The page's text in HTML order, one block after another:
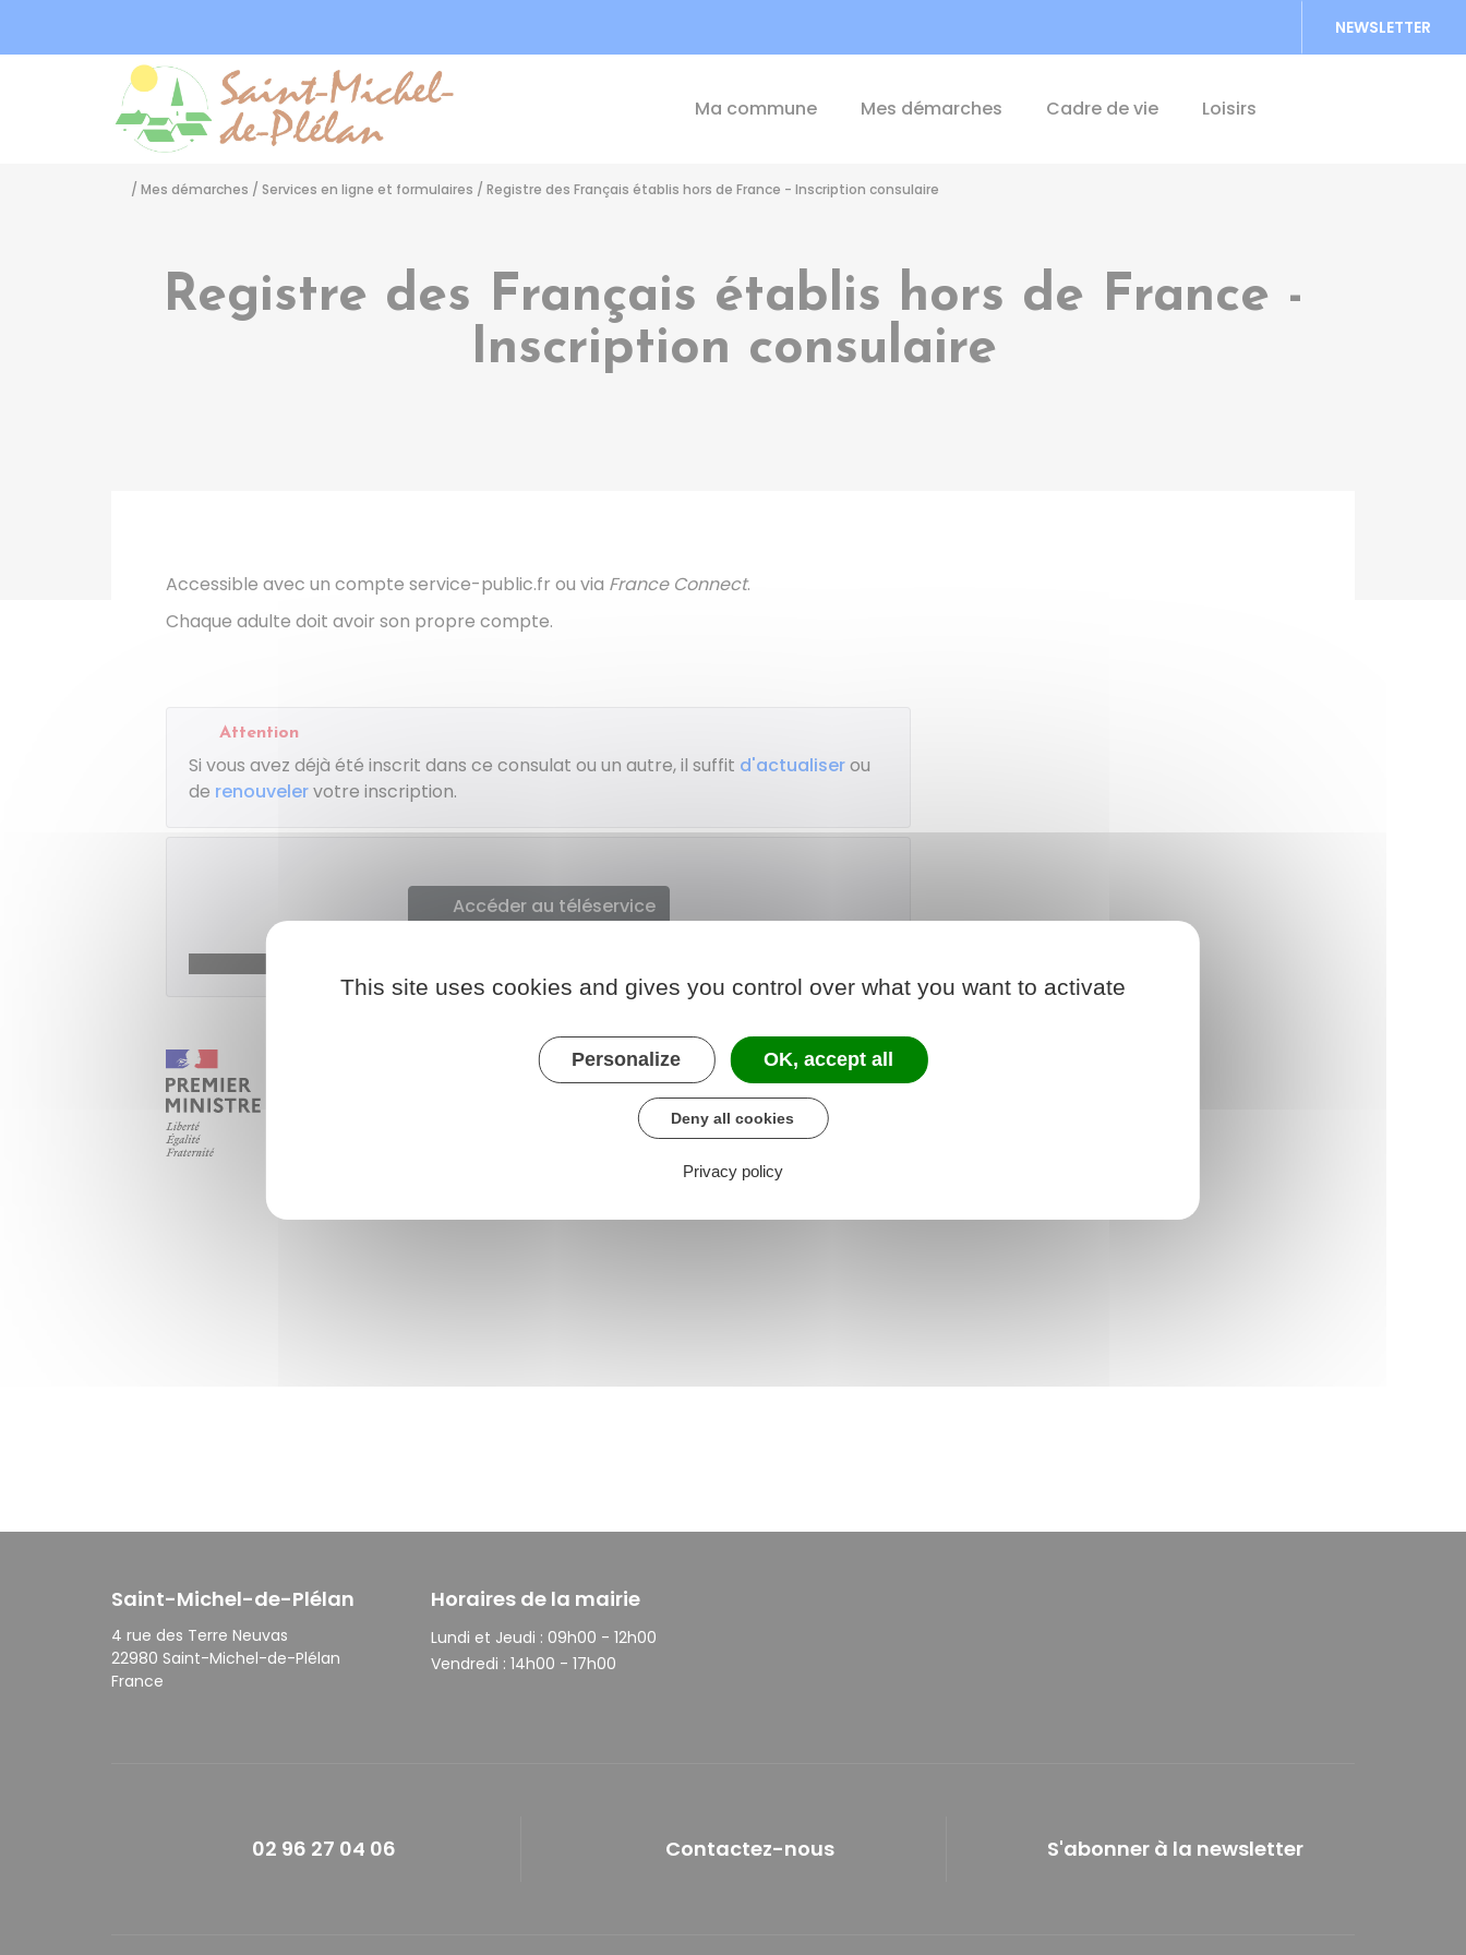
NEWSLETTER
Ma commune Mes démarches Cadre de vie Loisirs
/ Mes démarches / Services en ligne et formulaires / Registre des Français établis hors de France - Inscription consulaire
Registre des Français établis hors de France -
Inscription consulaire
Accessible avec un compte service-public.fr ou via France Connect.
Chaque adulte doit avoir son propre compte.
Attention
Si vous avez déjà été inscrit dans ce consulat ou un autre, il suffit d'actualiserou
de renouvelervotre inscription.
Accéder au téléservice
Saint-Michel-de-Plélan
4 rue des Terre Neuvas
22980 Saint-Michel-de-Plélan
France
Horaires de la mairie
Lundi et Jeudi : 09h00 - 12h00
Vendredi : 14h00 - 17h00
02 96 27 04 06 Contactez-nous S'abonner à la newsletter
This site uses cookies and gives you control over what you want to activate
Personalize OK, accept all
Deny all cookies
Privacy policy